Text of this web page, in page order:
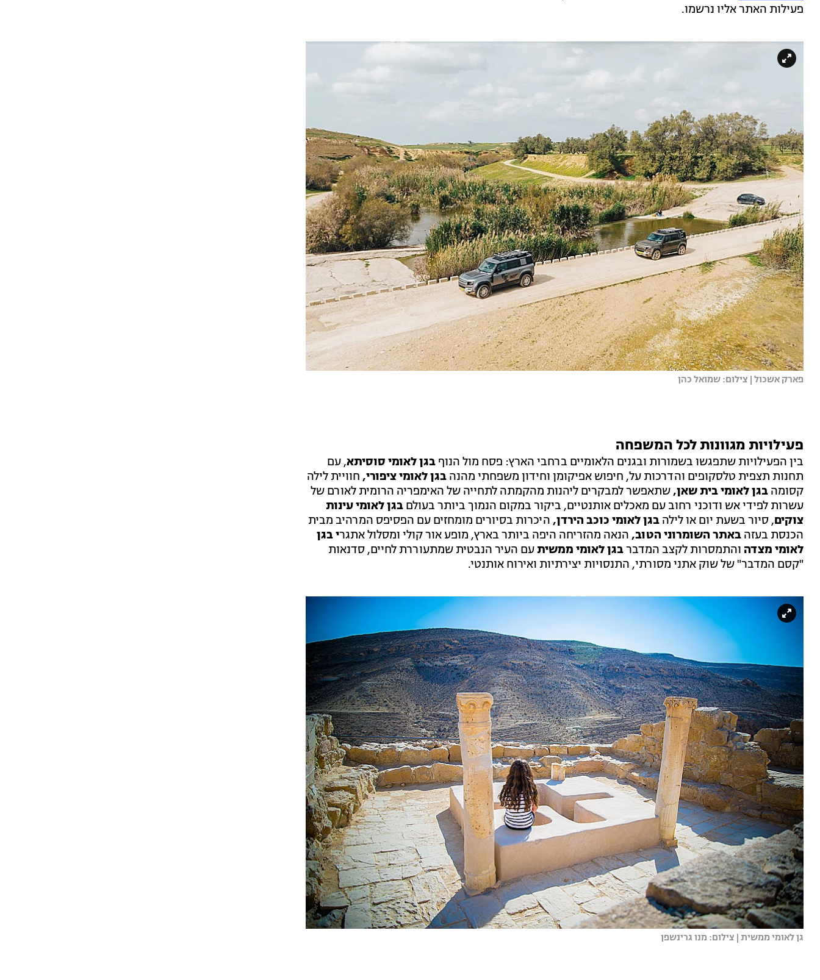
פעילות האתר אליו נרשמו.
פארק אשכול | צילום: שמואל כהן
פעילויות מגוונות לכל המשפחה
בין הפעילויות שתפגשו בשמורות ובגנים הלאומיים ברחבי הארץ: פסח מול הנוף בגן לאומי סוסיתא, עם
תחנות תצפית טלסקופים והדרכות על, חיפוש אפיקומן וחידון משפחתי מהנה בגן לאומי ציפורי, חוויית לילה
קסומה בגן לאומי בית שאן,שתאפשר למבקרים ליהנות מהקמתה לתחייה של האימפריה הרומית לאורם של
עשרות לפידי אש ודוכני רחוב עם מאכלים אותנטיים, ביקור במקום הנמוך ביותר בעולם בגן לאומי עינות
צוקים, סיור בשעת יום או לילה בגן לאומי כוכב הירדן, היכרות בסיורים מומחזים עם הפסיפס המרהיב מבית
הכנסת בעזה באתר השומרוני הטוב, הנאה מהזריחה היפה ביותר בארץ, מופע אור קולי ומסלול אתגרי בגן
לאומי מצדה והתמסרות לקצב המדברבגן לאומי ממשיתעם העיר הנבטית שמתעוררת לחיים, סדנאות
"קסם המדבר" של שוק אתני מסורתי, התנסויות יצירתיות ואירוח אותנטי.
גן לאומי ממשית | צילום: מנו גרינשפן